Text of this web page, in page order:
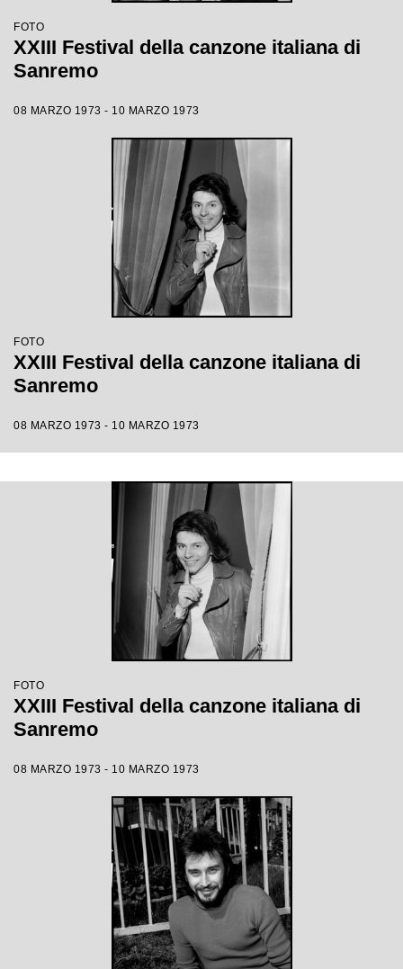
FOTO
XXIII Festival della canzone italiana di
Sanremo
08 MARZO 1973 - 10 MARZO 1973
FOTO
XXIII Festival della canzone italiana di
Sanremo
08 MARZO 1973 - 10 MARZO 1973
FOTO
XXIII Festival della canzone italiana di
Sanremo
08 MARZO 1973 - 10 MARZO 1973